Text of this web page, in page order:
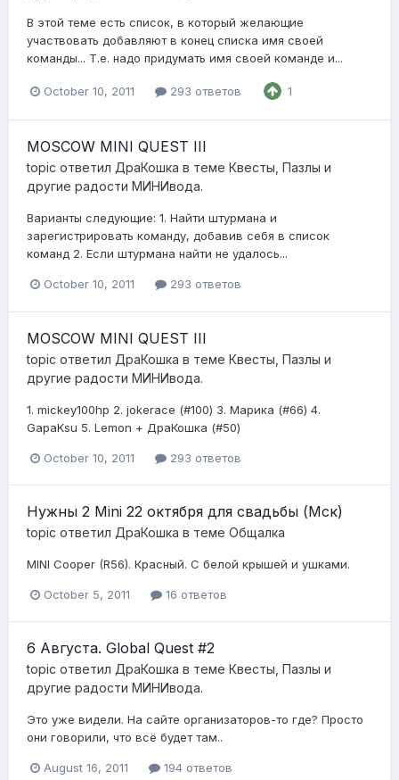
В этой теме есть список, в который желающие
участвовать добавляют в конец списка имя своей
команды... Т.е. надо придумать имя своей команде и...
October 10, 2011 293 ответов 1
MOSCOW MINI QUEST III
topic ответил ДраКошка в теме Квесты, Пазлы и
другие радости МИНИвода.
Варианты следующие: 1. Найти штурмана и
зарегистрировать команду, добавив себя в список
команд 2. Если штурмана найти не удалось...
October 10, 2011 293 ответов
MOSCOW MINI QUEST III
topic ответил ДраКошка в теме Квесты, Пазлы и
другие радости МИНИвода.
1. mickey100hp 2. jokerace (#100) 3. Марика (#66) 4.
GapaKsu 5. Lemon + ДраКошка (#50)
October 10, 2011 293 ответов
Нужны 2 Mini 22 октября для свадьбы (Мск)
topic ответил ДраКошка в теме Общалка
MINI Cooper (R56). Красный. С белой крышей и ушками.
October 5, 2011 16 ответов
6 Августа. Global Quest #2
topic ответил ДраКошка в теме Квесты, Пазлы и
другие радости МИНИвода.
Это уже видели. На сайте организаторов-то где? Просто
они говорили, что всё будет там..
August 16, 2011 194 ответов